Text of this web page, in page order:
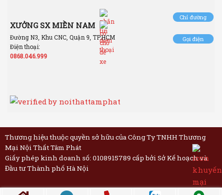
XƯỞNG SX MIỀN NAM
Đường N3, Khu CNC, Quận 9, TP.HCM
Điện thoại:
0868.046.999
Chỉ đường
Gọi điện
Thương hiệu thuộc quyền sở hữu của Công Ty TNHH Thương
Mại Nội Thất Tâm Phát
Giấy phép kinh doanh số: 0108915789 cấp bởi Sở Kế hoạch và
Đầu tư Thành phố Hà Nội